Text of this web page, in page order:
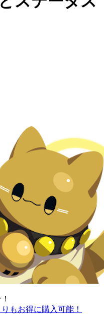
もお得に購入可能！